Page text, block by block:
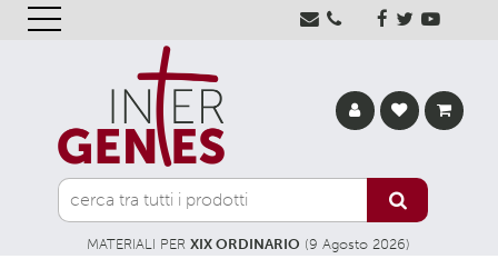
MATERIALI PERXIX ORDINARIO (9 Agosto 2026)